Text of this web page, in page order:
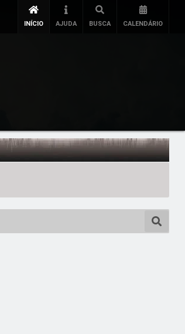
INÍCIO AJUDA BUSCA CALENDÁRIO